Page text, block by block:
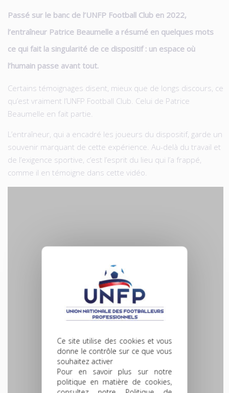
Ce site utilise des cookies et vous
donne le contrôle sur ce que vous
souhaitez activer
Pour en savoir plus sur notre
politique en matière de cookies,
Passé sur le banc de l’UNFP Football Club en 2022,
l’entraîneur Patrice Beaumelle a résumé en quelques mots
ce qui fait la singularité de ce dispositif : un espace où
l’humain passe avant tout.
Certains témoignages disent, mieux que de longs discours, ce
qu’est vraiment l’UNFP Football Club. Celui de Patrice
Beaumelle en fait partie.
L’entraîneur, qui a encadré les joueurs du dispositif, garde un
souvenir marquant de cette expérience. Au-delà du travail et
de l’exigence sportive, c’est l’esprit du lieu qui l’a frappé,
comme il en témoigne dans cette vidéo.